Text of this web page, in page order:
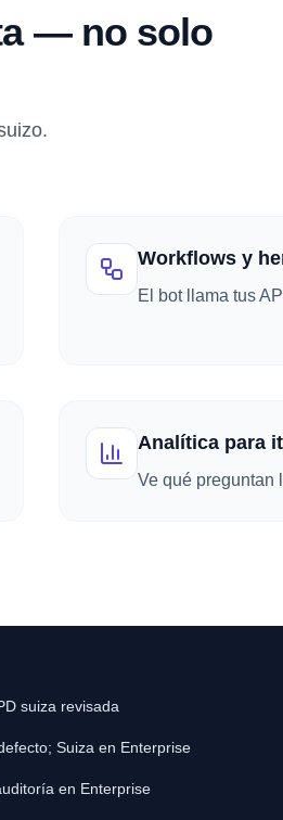
— no solo
Workflows y
El bot llama tus
Analítica para
Ve qué preguntan
suiza revisada
Suiza en Enterprise
en Enterprise